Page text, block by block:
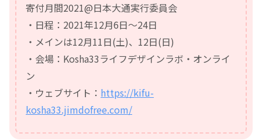
寄付月間2021@日本大通実行委員会
・日程：2021年12月6日～24日
・メインは12月11日(土)、12日(日)
・会場：Kosha33ライフデザインラボ・オンライ
ン
・ウェブサイト： https://kifu-
kosha33.jimdofree.com/